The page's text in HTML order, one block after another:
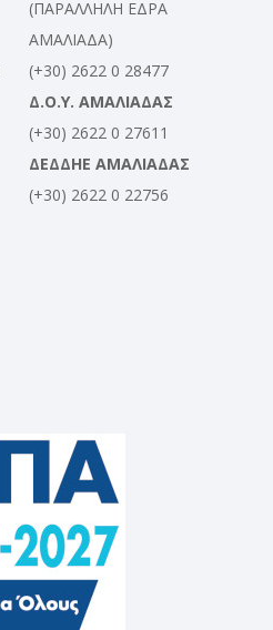
(ΠΑΡΑΛΛΗΛΗ ΕΔΡΑ
ΑΜΑΛΙΑΔΑ)
(+30) 2622 0 28477
Δ.Ο.Υ. ΑΜΑΛΙΑΔΑΣ
(+30) 2622 0 27611
ΔΕΔΔΗΕ ΑΜΑΛΙΑΔΑΣ
(+30) 2622 0 22756